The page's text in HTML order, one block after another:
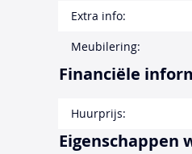
Extra info:
Meubilering:
Financiële
Huurprijs:
Eigenschappen